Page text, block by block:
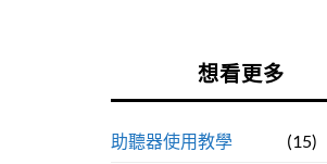
想看更多
助聽器使用教學 (15)